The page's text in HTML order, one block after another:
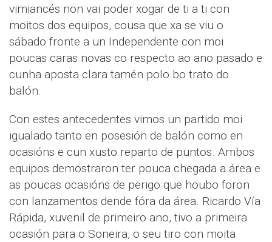
vimiancés non vai poder xogar de ti a ti con
moitos dos equipos, cousa que xa se viu o
sábado fronte a un Independente con moi
poucas caras novas co respecto ao ano pasado e
cunha aposta clara tamén polo bo trato do
balón.
Con estes antecedentes vimos un partido moi
igualado tanto en posesión de balón como en
ocasións e cun xusto reparto de puntos. Ambos
equipos demostraron ter pouca chegada a área e
as poucas ocasións de perigo que houbo foron
con lanzamentos dende fóra da área. Ricardo Vía
Rápida, xuvenil de primeiro ano, tivo a primeira
ocasión para o Soneira, o seu tiro con moita